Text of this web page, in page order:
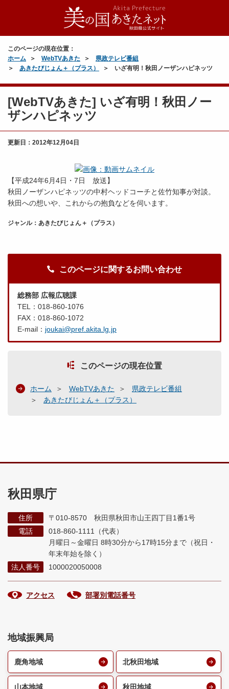
このページの現在位置：
ホーム
WebTVあきた
県政テレビ番組
あきたびじょん＋（プラス）
いざ有明！秋田ノーザンハピネッツ
[WebTVあきた] いざ有明！秋田ノー
ザンハピネッツ
更新日： 2012年12月04日
【平成24年6月4日・7日 放送】
秋田ノーザンハピネッツの中村ヘッドコーチと佐竹知事が対談。
秋田への想いや、これからの抱負などを伺います。
ジャンル：あきたびじょん＋（プラス）
このページに関するお問い合わせ
総務部 広報広聴課
TEL：018-860-1076
FAX：018-860-1072
E-mail： joukai@pref.akita.lg.jp
このページの現在位置
ホーム WebTVあきた
県政テレビ番組
あきたびじょん＋（プラス）
秋田県庁
住所
〒010-8570 秋田県秋田市山王四丁目1番1号
電話
018-860-1111（代表）
月曜日～金曜日 8時30分から17時15分まで （祝日・
年末年始を除く）
法人番号
1000020050008
アクセス 部署別電話番号
地域振興局
鹿角地域 北秋田地域
山本地域 秋田地域